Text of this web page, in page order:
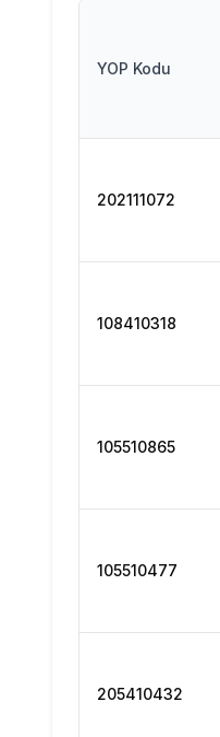
YOP Kodu
202111072
108410318
105510865
105510477
205410432